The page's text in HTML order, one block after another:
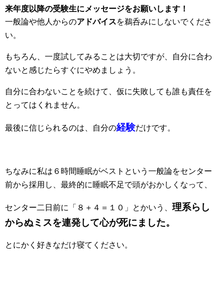
来年度以降の受験生にメッセージをお願いします！
一般論や他人からのアドバイスを鵜呑みにしないでくださ
い。
もちろん、一度試してみることは大切ですが、自分に合わ
ないと感じたらすぐにやめましょう。
自分に合わないことを続けて、仮に失敗しても誰も責任を
とってはくれません。
最後に信じられるのは、自分の経験だけです。
ちなみに私は６時間睡眠がベストという一般論をセンター
前から採用し、最終的に睡眠不足で頭がおかしくなって、
センター二日前に「８＋４＝１０」とかいう、 理系らし
からぬミスを連発して心が死にました。
とにかく好きなだけ寝てください。